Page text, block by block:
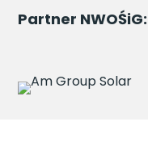
Partner NWOŚiG: